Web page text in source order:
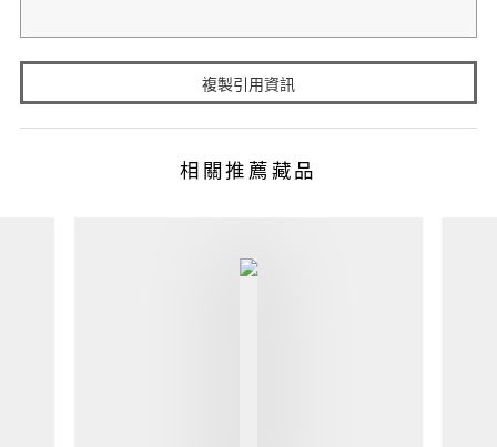
複製引用資訊
相關推薦藏品